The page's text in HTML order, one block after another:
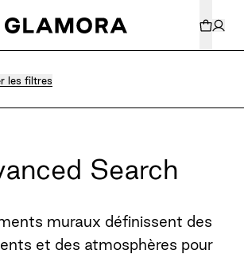
les filtres
Search
muraux définissent des
et des atmosphères pour